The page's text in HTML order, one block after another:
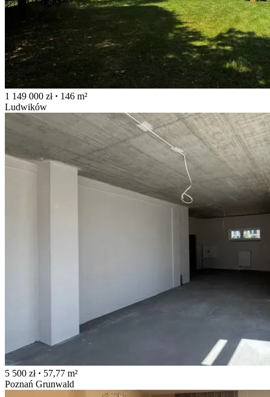
1 149 000 zł · 146 m²
Ludwików
5 500 zł · 57,77 m²
Poznań Grunwald